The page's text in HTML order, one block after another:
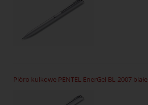
Pióro kulkowe PENTEL EnerGel BL-2007 białe